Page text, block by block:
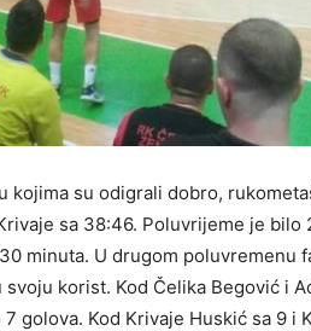
kojima su odigrali dobro,
sa 38:46. Poluvrijeme je bilo
minuta. U drugom poluvremenu
korist. Kod Čelika Begović i
golova. Kod Krivaje Huskić sa 9 i